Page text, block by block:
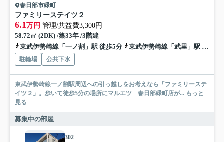
春日部市緑町
ファミリーステイツ２
6.1万円 管理/共益費3,300円
58.72㎡ (2DK) /築33年 /3階建
東武伊勢崎線「一ノ割」駅 徒歩5分
東武伊勢崎線「武里」駅 徒歩29分
駐輪場 公共下水
東武伊勢崎線一ノ割駅周辺への引っ越しをお考えなら「ファミリーステ
イツ２」。歩いて徒歩5分の場所にマルエツ 春日部緑町店が... もっと
見る
募集中の部屋
302